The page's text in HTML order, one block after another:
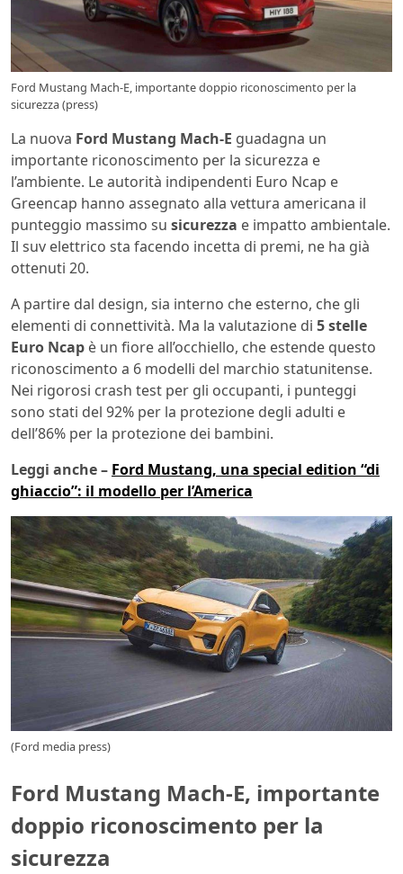
Ford Mustang Mach-E, importante doppio riconoscimento per la
sicurezza (press)
La nuova Ford Mustang Mach-E guadagna un
importante riconoscimento per la sicurezza e
l’ambiente. Le autorità indipendenti Euro Ncap e
Greencap hanno assegnato alla vettura americana il
punteggio massimo su sicurezza e impatto ambientale.
Il suv elettrico sta facendo incetta di premi, ne ha già
ottenuti 20.
A partire dal design, sia interno che esterno, che gli
elementi di connettività. Ma la valutazione di 5 stelle
Euro Ncap è un fiore all’occhiello, che estende questo
riconoscimento a 6 modelli del marchio statunitense.
Nei rigorosi crash test per gli occupanti, i punteggi
sono stati del 92% per la protezione degli adulti e
dell’86% per la protezione dei bambini.
Leggi anche – Ford Mustang, una special edition “di
ghiaccio”: il modello per l’America
(Ford media press)
Ford Mustang Mach-E, importante
doppio riconoscimento per la
sicurezza